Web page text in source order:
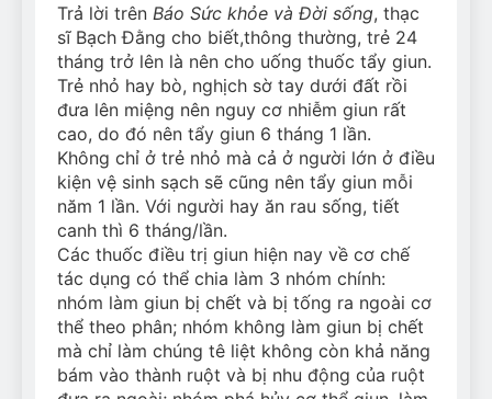
7 Năm Ago
How Often Do I Need to
Groom My Bulldog
7 Năm Ago
Trả lời trên Báo Sức khỏe và Đời sống, thạc
sĩ Bạch Đằng cho biết,thông thường, trẻ 24
tháng trở lên là nên cho uống thuốc tẩy giun.
Trẻ nhỏ hay bò, nghịch sờ tay dưới đất rồi
đưa lên miệng nên nguy cơ nhiễm giun rất
cao, do đó nên tẩy giun 6 tháng 1 lần.
Không chỉ ở trẻ nhỏ mà cả ở người lớn ở điều
kiện vệ sinh sạch sẽ cũng nên tẩy giun mỗi
năm 1 lần. Với người hay ăn rau sống, tiết
canh thì 6 tháng/lần.
Các thuốc điều trị giun hiện nay về cơ chế
tác dụng có thể chia làm 3 nhóm chính:
nhóm làm giun bị chết và bị tống ra ngoài cơ
thể theo phân; nhóm không làm giun bị chết
mà chỉ làm chúng tê liệt không còn khả năng
bám vào thành ruột và bị nhu động của ruột